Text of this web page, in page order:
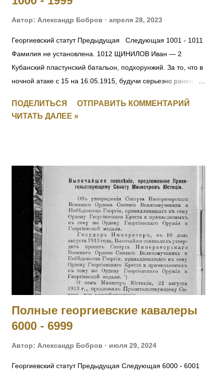
Автор: Александр Бобров апреля 28, 2023
Георгиевский статут Предыдущая Следующая 1001 - 1011
Фамилия не установлена. 1012 ЩИНИЛОВ Иван — 2
Кубанский пластунский батальон, подхорунжий. За то, что в
ночной атаке с 15 на 16.05.1915, будучи серьезно ранен в
пулеметный огонь противника, первым взошел на
неприятельский берег, чем и увлек за собой своих
Дунковицы, командуя полусотней, выбил противника из
укрепленной позиции, где и был ранен. [II-6482, III-28528]
1014 - 1015 Фамилия не установлена. 1016 ШВОРНЕВ Иван
Семенович — ст. унтер-офицер. За отличия, оказанные в
делах против неприятеля. На 1916 год был ст. унтер-
офицером 281 пех. запасного батальона, при нахождении
на излечении в 19 Пятигорском лазарете ВЗС. [IV-210717]
1017 - 1019 Фамилия не установлена. 1020 ШИШКИН
Николай Семенович — 243 пех. Холмский полк, 13 ...
ПОДЕЛИТЬСЯ
ОТПРАВИТЬ КОММЕНТАРИЙ
ЧИТАТЬ ДАЛЕЕ »
Полные георгиевские кавалеры
6000 - 6999
Автор: Александр Бобров июля 29, 2024
Георгиевский статут Предыдущая Следующая 6000 - 6001